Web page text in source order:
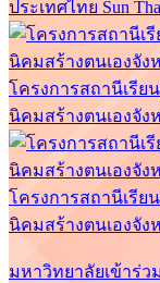
ประเทศไทย Sun
โครงการสถานีเรีย
นิคมสร้างตนเองจัง
โครงการสถานีเรีย
นิคมสร้างตนเองจัง
มหาวิทยาลัยเข้าร่ว